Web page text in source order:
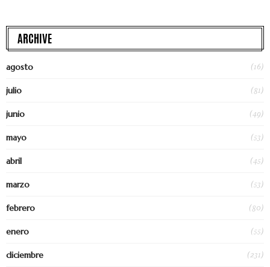
ARCHIVE
agosto (16)
julio (81)
junio (49)
mayo (53)
abril (45)
marzo (53)
febrero (80)
enero (55)
diciembre (231)